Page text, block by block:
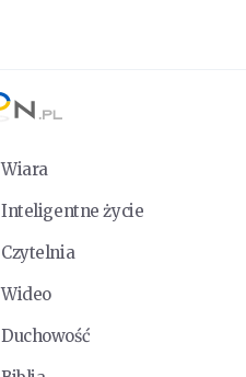
Wiara
Inteligentne życie
Czytelnia
Wideo
Duchowość